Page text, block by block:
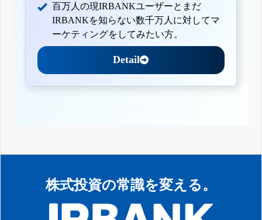
百万人の現IRBANKユーザーとまだ
IRBANKを知らない数千万人に対してマ
ーケティングをしてみたい方。
Detail
株式投資の常識を変える。